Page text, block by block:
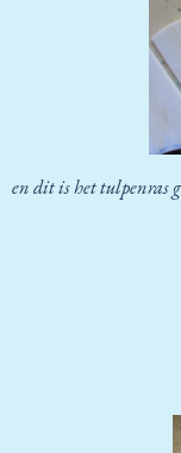
en dit is het tulpenras